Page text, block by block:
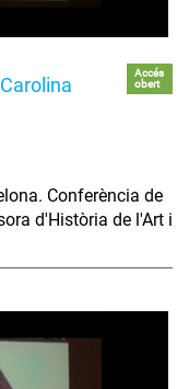
Accés
obert
Conferència de
d'Història de l'Art i